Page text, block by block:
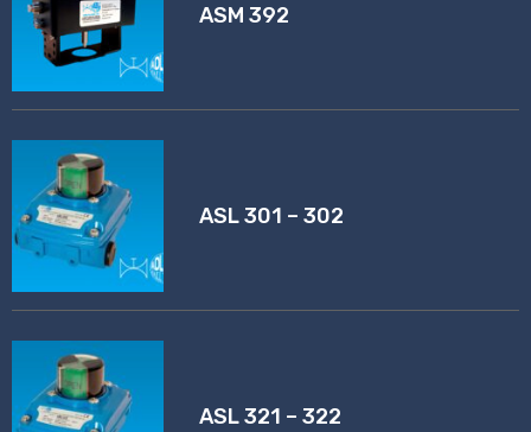
ASM 392
ASL 301 – 302
ASL 321 – 322